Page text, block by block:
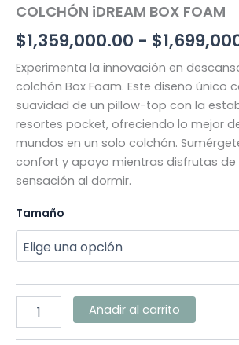
COLCHÓN iDREAM BOX FOAM
$1,359,000.00 - $
Experimenta la innovación en
colchón Box Foam. Este diseño único
suavidad de un pillow-top con la
resortes pocket, ofreciendo lo mejor
mundos en un solo colchón.
confort y apoyo mientras disfrutas de
sensación al dormir.
Tamaño
Añadir al carrito